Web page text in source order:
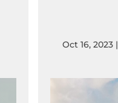
Oct 16, 2023|